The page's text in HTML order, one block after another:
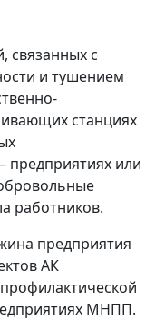
связанных с
и тушением
станциях
предприятиях или
работников.
предприятия
АК
МНПП.